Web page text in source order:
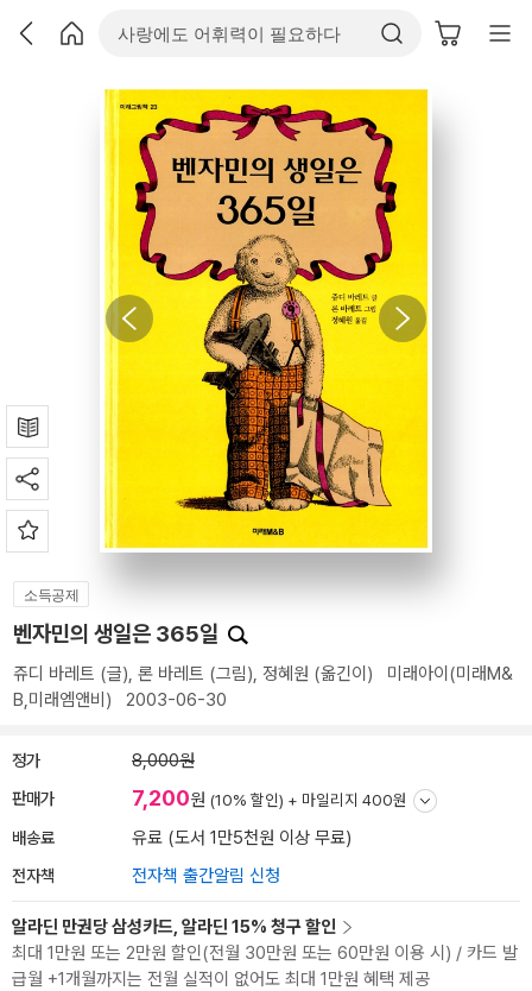
소득공제
벤자민의 생일은 365일
쥬디 바레트 (글), 론 바레트 (그림), 정혜원 (옮긴이) 미래아이(미래M&
B,미래엠앤비) 2003-06-30
정가 8,000원
판매가 7,200원 (10% 할인) + 마일리지 400원
배송료 유료 (도서 1만5천원 이상 무료)
전자책 전자책 출간알림 신청
알라딘 만권당 삼성카드, 알라딘 15% 청구 할인
최대 1만원 또는 2만원 할인(전월 30만원 또는 60만원 이용 시) / 카드 발
급월 +1개월까지는 전월 실적이 없어도 최대 1만원 혜택 제공